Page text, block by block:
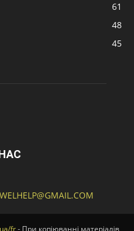
61
48
45
fr- При копіюванні матеріалів